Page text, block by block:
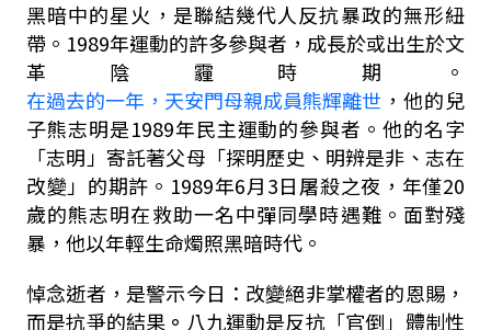
黑暗中的星火，是聯結幾代人反抗暴政的無形紐
帶。 1989年運動的許多參與者，成長於或出生於文
革 陰霾 時期。
在過去的一年，天安門母親成員熊輝離世 ，他的兒
子熊志明是1989年民主運動的參與者。他的名字
「志明 」 寄託著父母 「探明歷史、明辨是非、志在
改變 」 的期許。 1989年6月3日屠殺之夜，年僅20
歲的熊志明在救助一名中彈同學時遇難。面對殘
暴，他以年輕生命燭照黑暗時代。
悼念逝者，是警示今日：改變絕非掌權者的恩賜，
而是抗爭的結果 。 八九運動是反抗 「官倒 」 體制性